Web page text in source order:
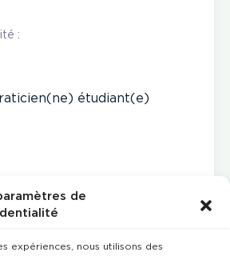
de
expériences, nous utilisons des
:
étudiant(e)